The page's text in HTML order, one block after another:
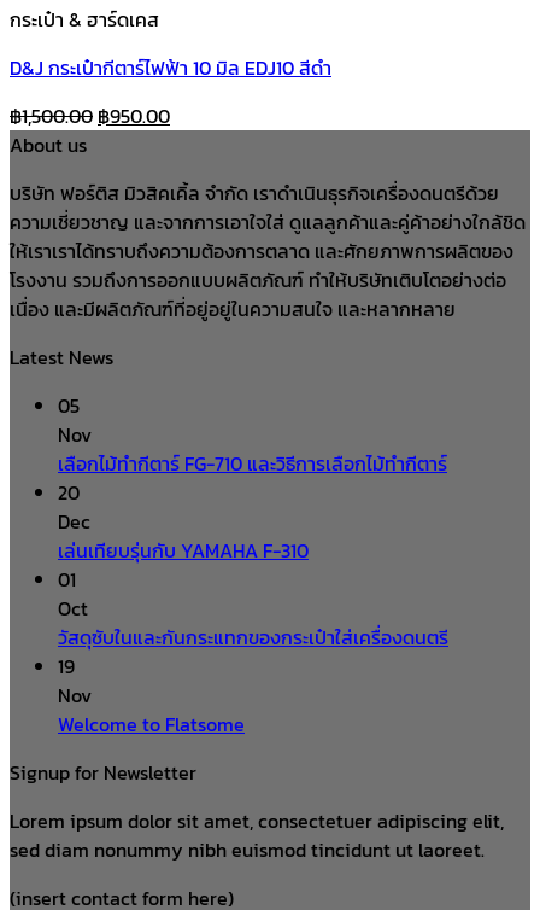
กระเป๋า & ฮาร์ดเคส
D&J กระเป๋ากีตาร์ไฟฟ้า 10 มิล EDJ10 สีดำ
฿1,500.00 Original
฿1,500.00.
฿950.00Current
฿950.00.
About us
บริษัท ฟอร์ติส มิวสิคเคิ้ล จำกัด เราดำเนินธุรกิจเครื่องดนตรีด้วย
ความเชี่ยวชาญ และจากการเอาใจใส่ ดูแลลูกค้าและคู่ค้าอย่างใกล้ชิด
ให้เราเราได้ทราบถึงความต้องการตลาด และศักยภาพการผลิตของ
โรงงาน รวมถึงการออกแบบผลิตภัณฑ์ ทำให้บริษัทเติบโตอย่างต่อ
เนื่อง และมีผลิตภัณฑ์ที่อยู่อยู่ในความสนใจ และหลากหลาย
Latest News
05
Nov
เลือกไม้ทำกีตาร์ FG-710 และวิธีการเลือกไม้ทำกีตาร์
20
Dec
เล่นเทียบรุ่นกับ YAMAHA F-310
01
Oct
วัสดุซับในและกันกระแทกของกระเป๋าใส่เครื่องดนตรี
19
Nov
Welcome to Flatsome
Signup for Newsletter
Lorem ipsum dolor sit amet, consectetuer adipiscing elit,
sed diam nonummy nibh euismod tincidunt ut laoreet.
(insert contact form here)